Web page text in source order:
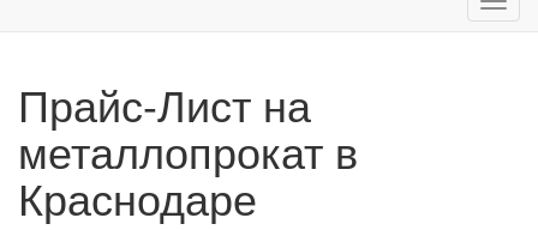
Прайс-Лист на
металлопрокат в
Краснодаре